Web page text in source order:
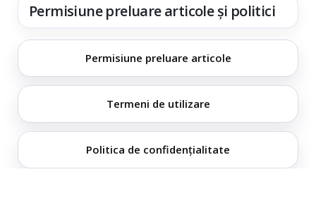
Permisiune preluare articole și politici
Permisiune preluare articole
Termeni de utilizare
Politica de confidențialitate